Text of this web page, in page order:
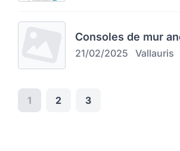
Consoles de mur
21/02/2025 Vallauris
1 2 3